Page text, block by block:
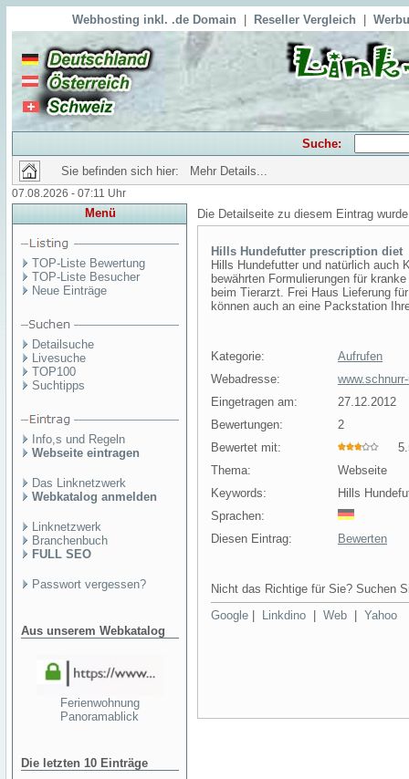
Webhosting inkl. .de Domain Reseller Vergleich
Suche:
Sie befinden sich hier: Mehr Details...
07.08.2026 - 07:11 Uhr
Menü
TOP-Liste Bewertung
TOP-Liste Besucher
Neue Einträge
Detailsuche
Livesuche
TOP100
Suchtipps
Info,s und Regeln
Webseite eintragen
Das Linknetzwerk
Webkatalog anmelden
Linknetzwerk
Branchenbuch
FULL SEO
Passwort vergessen?
Aus unserem Webkatalog
Ferienwohnung
Panoramablick
Die letzten 10 Einträge
Die Detailseite zu diesem Eintrag
Hills Hundefutter prescription diet
Hills Hundefutter und natürlich auch
bewährten Formulierungen für
beim Tierarzt. Frei Haus Lieferung
können auch an eine Packstation
Kategorie:
Aufrufen
Webadresse:
Eingetragen am:
27.12.2012
Bewertungen:
2
Bewertet mit:
Thema:
Webseite
Keywords:
Hills
Sprachen:
Diesen Eintrag:
Bewerten
Nicht das Richtige für Sie? Suchen
Google
Linkdino Web Yahoo